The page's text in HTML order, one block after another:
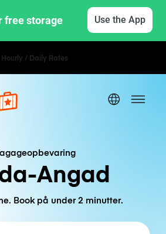
free storage Use the App
Hourly / Daily Rates
Angad
Book på under 2 minutter.